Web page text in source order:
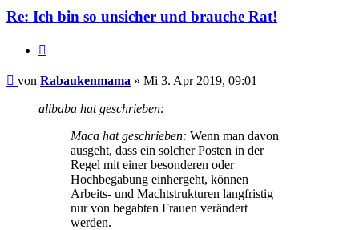
Re: Ich bin so unsicher und brauche Rat!
Beitrag
von Rabaukenmama » Mi 3. Apr 2019, 09:01
alibaba hat geschrieben:
Maca hat geschrieben: Wenn man davon
ausgeht, dass ein solcher Posten in der
Regel mit einer besonderen oder
Hochbegabung einhergeht, können
Arbeits- und Machtstrukturen langfristig
nur von begabten Frauen verändert
werden.